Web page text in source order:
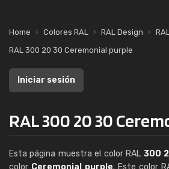
Home Colores RAL RAL Design
RAL 300 20 30 Ceremonial purple
Iniciar sesión
RAL 300 20 30
Esta página muestra el color RAL 300
color Ceremonial purple. Este color